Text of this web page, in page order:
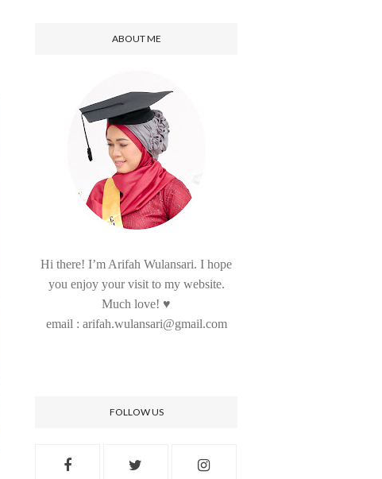
ABOUT ME
Hi there! I’m Arifah Wulansari. I hope
you enjoy your visit to my website.
Much love! ♥
email : arifah.wulansari@gmail.com
FOLLOW US